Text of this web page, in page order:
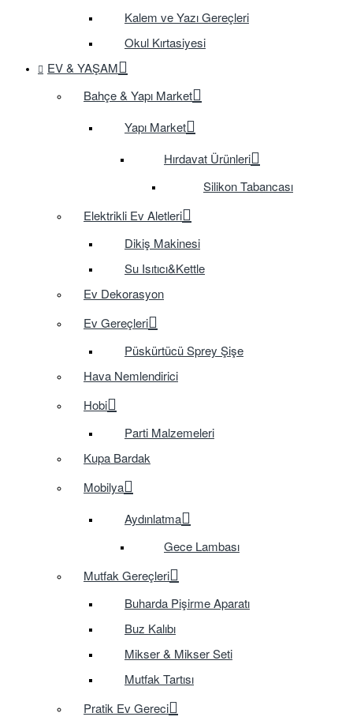
Kalem ve Yazı Gereçleri
Okul Kırtasiyesi
EV & YAŞAM
Bahçe & Yapı Market
Yapı Market
Hırdavat Ürünleri
Silikon Tabancası
Elektrikli Ev Aletleri
Dikiş Makinesi
Su Isıtıcı&Kettle
Ev Dekorasyon
Ev Gereçleri
Püskürtücü Sprey Şişe
Hava Nemlendirici
Hobi
Parti Malzemeleri
Kupa Bardak
Mobilya
Aydınlatma
Gece Lambası
Mutfak Gereçleri
Buharda Pişirme Aparatı
Buz Kalıbı
Mikser & Mikser Seti
Mutfak Tartısı
Pratik Ev Gereci